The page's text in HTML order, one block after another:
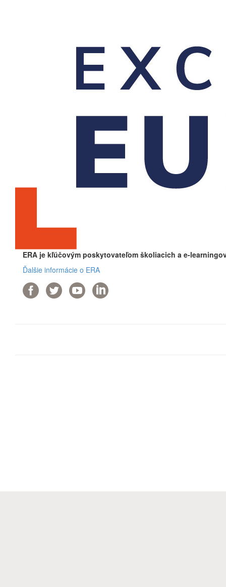
ERA je kľúčovým poskytovateľom školiacich a e-
Ďalšie informácie o ERA